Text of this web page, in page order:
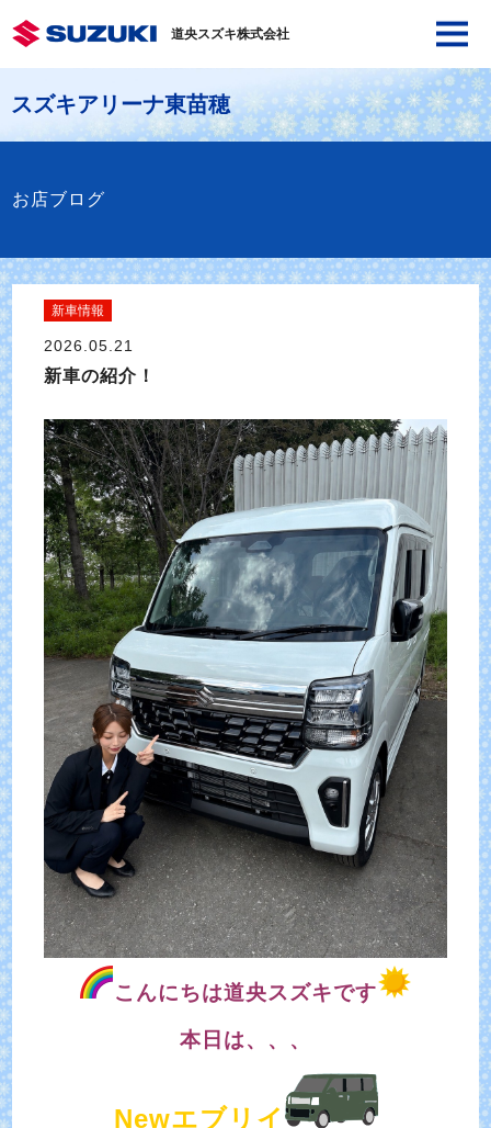
道央スズキ株式会社
スズキアリーナ東苗穂
お店ブログ
新車情報
2026.05.21
新車の紹介！
こんにちは道央スズキです
本日は、、、
Newエブリイ